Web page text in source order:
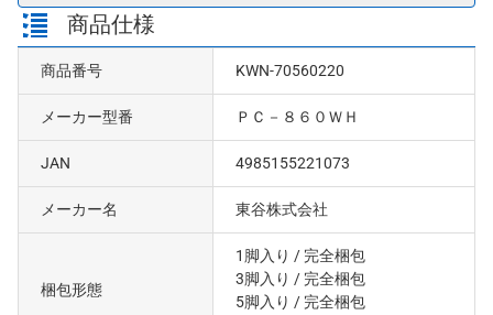
商品仕様
商品番号 KWN-70560220
メーカー型番 ＰＣ－８６０ＷＨ
JAN 4985155221073
メーカー名 東谷株式会社
梱包形態
1脚入り / 完全梱包
3脚入り / 完全梱包
5脚入り / 完全梱包